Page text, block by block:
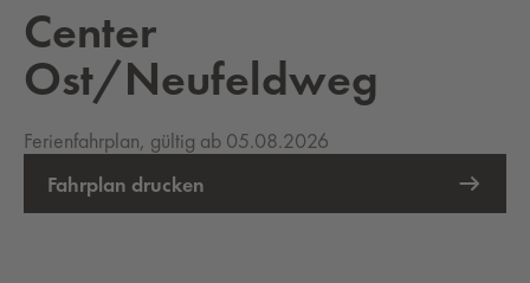
Center
Ost/Neufeldweg
Ferienfahrplan, gültig ab 05.08.2026
Fahrplan drucken